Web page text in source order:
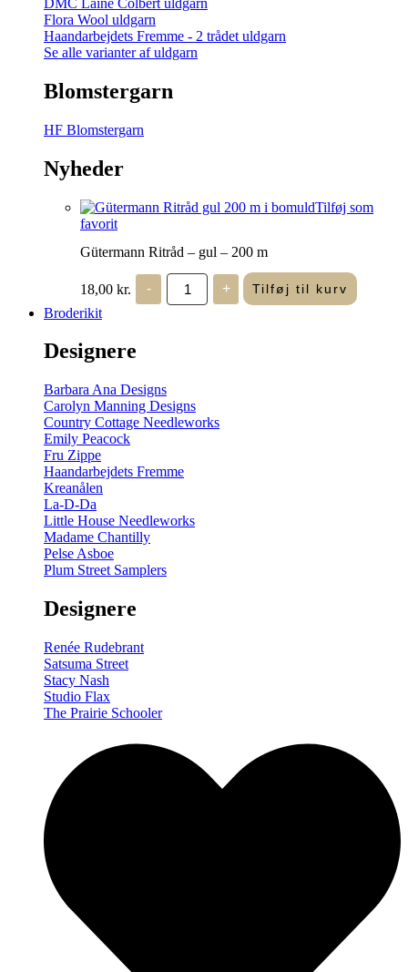
DMC Laine Colbert uldgarn
Flora Wool uldgarn
Haandarbejdets Fremme - 2 trådet uldgarn
Se alle varianter af uldgarn
Blomstergarn
HF Blomstergarn
Nyheder
Tilføj som
favorit
Gütermann Ritråd – gul – 200 m
18,00 kr. -
Gütermann
Ritråd
-
+ Tilføj til kurv
Broderikit
Designere
Barbara Ana Designs
Carolyn Manning Designs
Country Cottage Needleworks
Emily Peacock
Fru Zippe
Haandarbejdets Fremme
Kreanålen
La-D-Da
Little House Needleworks
Madame Chantilly
Pelse Asboe
Plum Street Samplers
Designere
Renée Rudebrant
Satsuma Street
Stacy Nash
Studio Flax
The Prairie Schooler